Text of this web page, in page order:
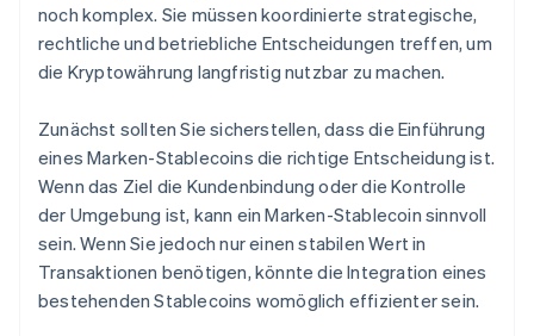
noch komplex. Sie müssen koordinierte strategische,
rechtliche und betriebliche Entscheidungen treffen, um
die Kryptowährung langfristig nutzbar zu machen.
Zunächst sollten Sie sicherstellen, dass die Einführung
eines Marken-Stablecoins die richtige Entscheidung ist.
Wenn das Ziel die Kundenbindung oder die Kontrolle
der Umgebung ist, kann ein Marken-Stablecoin sinnvoll
sein. Wenn Sie jedoch nur einen stabilen Wert in
Transaktionen benötigen, könnte die Integration eines
bestehenden Stablecoins womöglich effizienter sein.